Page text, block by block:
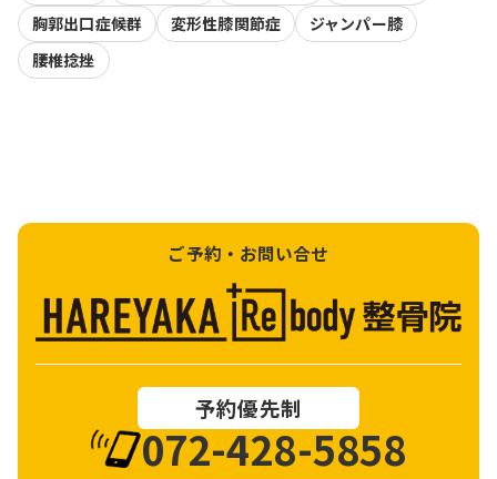
胸郭出口症候群
変形性膝関節症
ジャンパー膝
腰椎捻挫
ご予約・お問い合せ
予約優先制
072-428-5858